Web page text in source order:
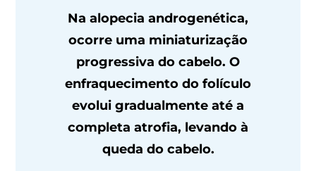
Na alopecia androgenética,
ocorre uma miniaturização
progressiva do cabelo. O
enfraquecimento do folículo
evolui gradualmente até a
completa atrofia, levando à
queda do cabelo.